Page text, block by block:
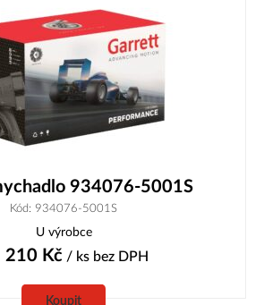
934076-5001S
Kód: 934076-5001S
U výrobce
210 Kč/ ks bez DPH
Koupit